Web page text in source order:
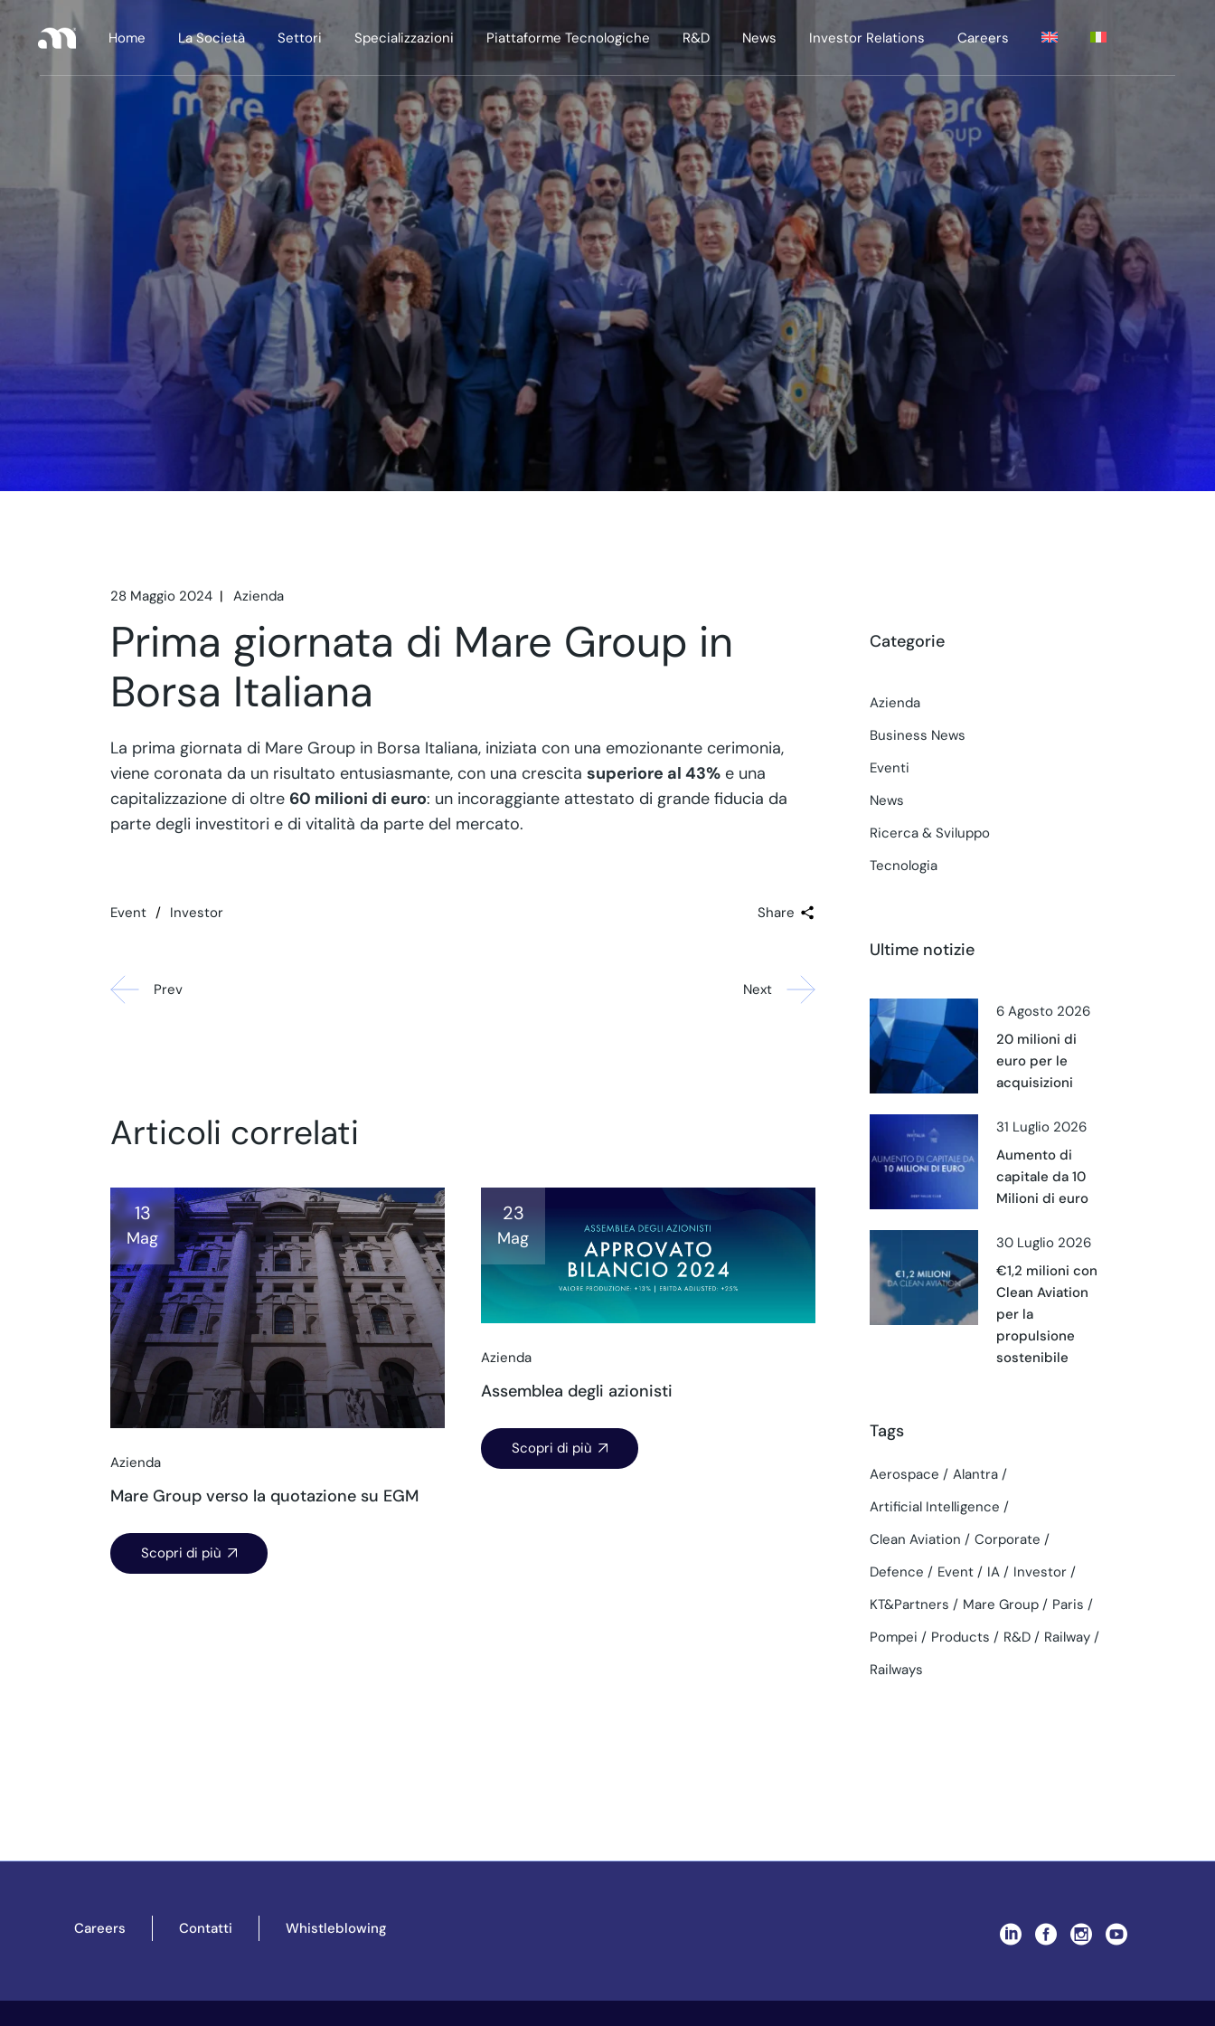
Home La Società Settori Specializzazioni Piattaforme Tecnologiche R&D News Investor Relations Careers
28 Maggio 2024 Azienda
Prima giornata di Mare Group in
Borsa Italiana
La prima giornata di Mare Group in Borsa Italiana, iniziata con una emozionante cerimonia,
viene coronata da un risultato entusiasmante, con una crescita superiore al 43% e una
capitalizzazione di oltre 60 milioni di euro: un incoraggiante attestato di grande fiducia da
parte degli investitori e di vitalità da parte del mercato.
Event Investor Share
Prev Next
Articoli correlati
13
Mag
Azienda
Mare Group verso la quotazione su EGM
Scopri di più
23
Mag
Azienda
Assemblea degli azionisti
Scopri di più
Categorie
Azienda
Business News
Eventi
News
Ricerca & Sviluppo
Tecnologia
Ultime notizie
6 Agosto 2026
20 milioni di
euro per le
acquisizioni
31 Luglio 2026
Aumento di
capitale da 10
Milioni di euro
30 Luglio 2026
€1,2 milioni con
Clean Aviation
per la
propulsione
sostenibile
Tags
Aerospace
Alantra
Artificial Intelligence
Clean Aviation
Corporate
Defence
Event IA
Investor
KT&Partners
Mare Group
Paris
Pompei
Products R&D
Railway
Railways
Careers Contatti Whistleblowing